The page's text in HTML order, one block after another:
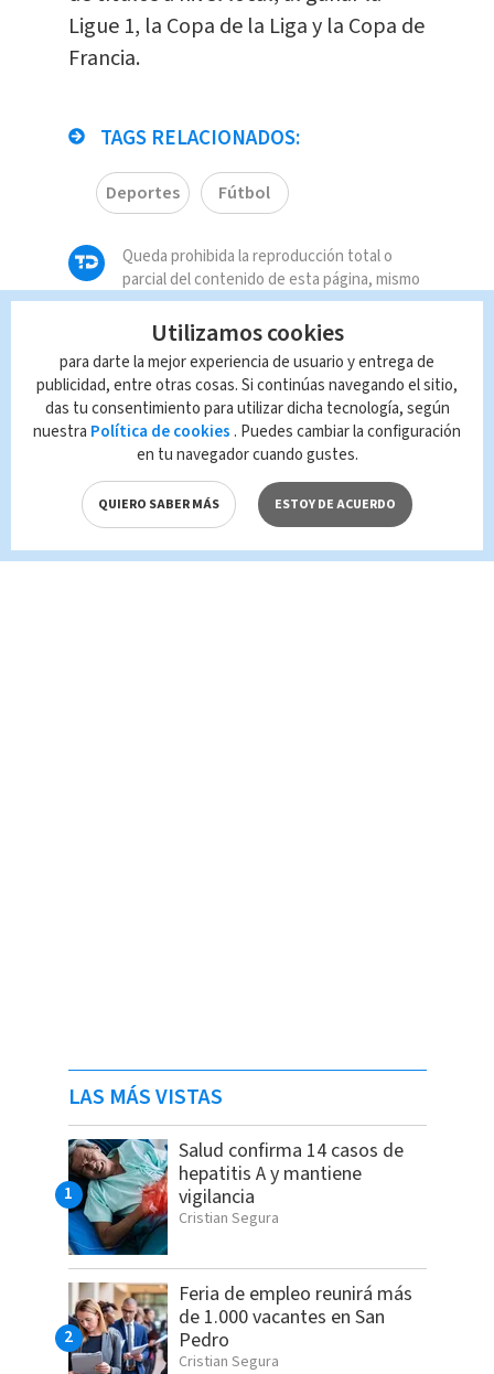
Ligue 1, la Copa de la Liga y la Copa de
Francia.
TAGS RELACIONADOS:
Deportes Fútbol
Queda prohibida la reproducción total o
parcial del contenido de esta página, mismo
que es propiedad de TELEDIARIO; su
reproducción no autorizada constituye una
leyes aplicables.
LAS MÁS VISTAS
Salud confirma 14 casos de
hepatitis A y mantiene
vigilancia
Cristian Segura
Feria de empleo reunirá más
de 1.000 vacantes en San
Pedro
Cristian Segura
Utilizamos cookies
para darte la mejor experiencia de usuario y entrega de
publicidad, entre otras cosas. Si continúas navegando el sitio,
das tu consentimiento para utilizar dicha tecnología, según
nuestra Política de cookies . Puedes cambiar la configuración
en tu navegador cuando gustes.
QUIERO SABER MÁS ESTOY DE ACUERDO